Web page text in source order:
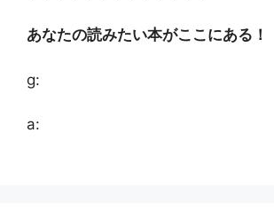
あなたの読みたい本がここにある！
g:
a: